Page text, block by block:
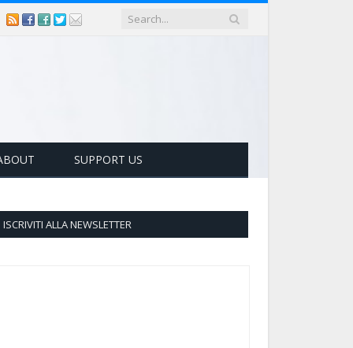
SUPPORT US
ISCRIVITI ALLA NEWSLETTER